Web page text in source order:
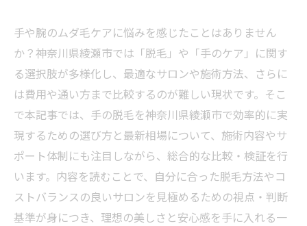
手や腕のムダ毛ケアに悩みを感じたことはありません
か？神奈川県綾瀬市では「脱毛」や「手のケア」に関す
る選択肢が多様化し、最適なサロンや施術方法、さらに
は費用や通い方まで比較するのが難しい現状です。そこ
で本記事では、手の脱毛を神奈川県綾瀬市で効率的に実
現するための選び方と最新相場について、施術内容やサ
ポート体制にも注目しながら、総合的な比較・検証を行
います。内容を読むことで、自分に合った脱毛方法やコ
ストバランスの良いサロンを見極めるための視点・判断
基準が身につき、理想の美しさと安心感を手に入れる一